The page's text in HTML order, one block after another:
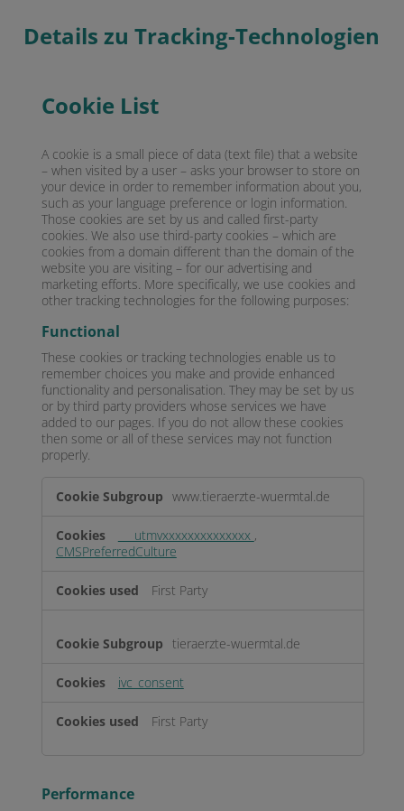
Details zu Tracking-Technologien
Cookie List
A cookie is a small piece of data (text file) that a website
– when visited by a user – asks your browser to store on
your device in order to remember information about you,
such as your language preference or login information.
Those cookies are set by us and called first-party
cookies. We also use third-party cookies – which are
cookies from a domain different than the domain of the
website you are visiting – for our advertising and
marketing efforts. More specifically, we use cookies and
other tracking technologies for the following purposes:
Functional
These cookies or tracking technologies enable us to
remember choices you make and provide enhanced
functionality and personalisation. They may be set by us
or by third party providers whose services we have
added to our pages. If you do not allow these cookies
then some or all of these services may not function
properly.
www.tieraerzte-wuermtal.de
___utmvxxxxxxxxxxxxxx ,
CMSPreferredCulture
First Party
tieraerzte-wuermtal.de
ivc_consent
First Party
Performance